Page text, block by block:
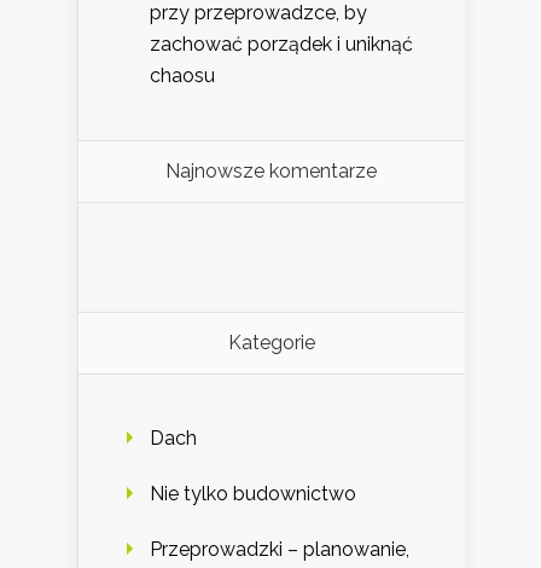
przy przeprowadzce, by
zachować porządek i uniknąć
chaosu
Najnowsze komentarze
Kategorie
Dach
Nie tylko budownictwo
Przeprowadzki – planowanie,